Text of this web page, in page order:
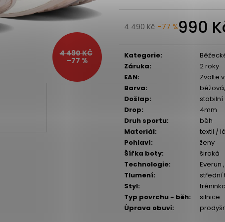
4 490 Kč –77 %990
Kategorie:
Záruka:
2 roky
EAN:
Zvolte
Barva:
Došlap:
Drop:
4mm
Druh sportu:
běh
Materiál:
textil /
Pohlaví:
ženy
Šířka boty:
široká
Technologie:
Everun
Tlumení:
střední
Styl:
Typ povrchu - běh:
silnice
Úprava obuvi:
4 490 KČ
–77 %
BOTY CRAFT CTM ULTRA TRAIL - ŠEDÁ
1 599 Kč
Původně:1 990 Kč Původně:4 299